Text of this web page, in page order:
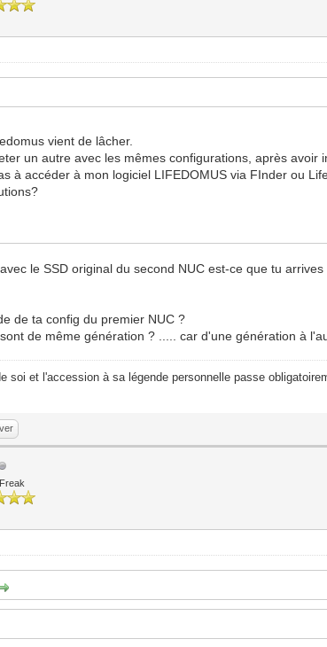
vient de lâcher.
un autre avec les mêmes configurations, après
à accéder à mon logiciel LIFEDOMUS via FInder ou
le SSD original du second NUC est-ce que tu
de ta config du premier NUC ?
de même génération ? ..... car d'une génération à
soi et l'accession à sa légende personnelle passe